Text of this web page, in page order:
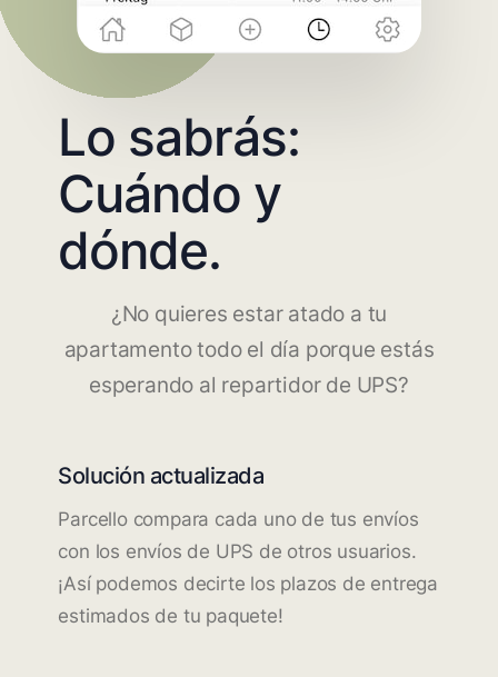
Lo sabrás:
Cuándo y
dónde.
¿No quieres estar atado a tu
apartamento todo el día porque estás
esperando al repartidor de UPS?
Solución actualizada
Parcello compara cada uno de tus envíos
con los envíos de UPS de otros usuarios.
¡Así podemos decirte los plazos de entrega
estimados de tu paquete!